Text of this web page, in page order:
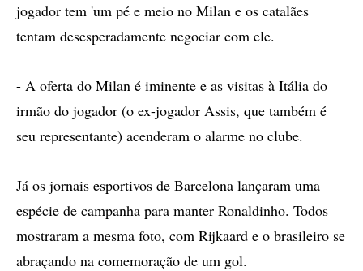
jogador tem 'um pé e meio no Milan e os catalães
tentam desesperadamente negociar com ele.
- A oferta do Milan é iminente e as visitas à Itália do
irmão do jogador (o ex-jogador Assis, que também é
seu representante) acenderam o alarme no clube.
Já os jornais esportivos de Barcelona lançaram uma
espécie de campanha para manter Ronaldinho. Todos
mostraram a mesma foto, com Rijkaard e o brasileiro se
abraçando na comemoração de um gol.